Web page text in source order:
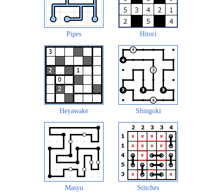
Pipes Hitori
Heyawake Shingoki
Masyu Stitches